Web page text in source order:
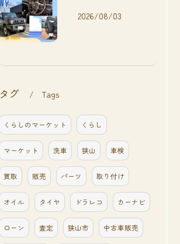
2026/08/03
タグ Tags
くらしのマーケット くらし
マーケット 洗車 狭山 車検
買取 販売 パーツ 取り付け
オイル タイヤ ドラレコ カーナビ
ローン 査定 狭山市 中古車販売